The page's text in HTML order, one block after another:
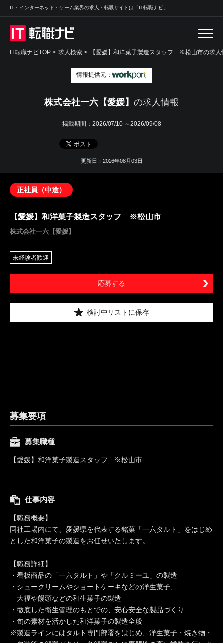
IT・インターネット・ゲーム業界の求人・転職サイトは「IT転職ナビ」
IT転職ナビTOP > 求人検索 > 【愛媛】和洋菓子製造スタッフ ※松山市の求人
情報提供元：
株式会社一六【愛媛】 の求人情報
掲載期間： 2026/07/10 ～2026/09/08
更新日：2026年08月03日
正社員（中途）
【愛媛】和洋菓子製造スタッフ ※松山市
株式会社一六【愛媛】
未経験者歓迎
応募する
検討中リストに保存
募集要項
募集職種
【愛媛】和洋菓子製造スタッフ ※松山市
仕事内容
【職務概要】
同社工場内にて、愛媛県を代表する銘菓「一六タルト」をはじめ
とした和洋菓子の製造をお任せいたします。
【職務詳細】
・看板商品の「一六タルト」や「クルミーユ」の製造
・シュークリームやショートケーキなどの洋生菓子、
大福や饅頭などの和生菓子の製造
・徹底した衛生管理のもとでの、安心安全な製品づくり
・旬の素材を活かした和洋菓子の製造全般
※製造ラインにはタルト専門部署をはじめ、洋生菓子・焼き物・